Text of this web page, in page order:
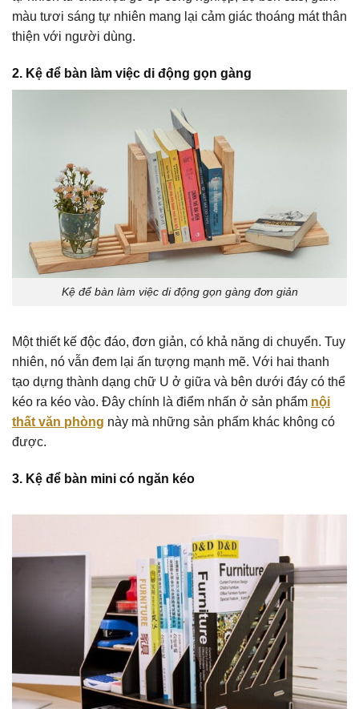
màu tươi sáng tự nhiên mang lại cảm giác thoáng mát thân
thiện với người dùng.
2. Kệ để bàn làm việc di động gọn gàng
Kệ để bàn làm việc di động gọn gàng đơn giản
Một thiết kế độc đáo, đơn giản, có khả năng di chuyển. Tuy
nhiên, nó vẫn đem lại ấn tượng mạnh mẽ. Với hai thanh
tạo dựng thành dạng chữ U ở giữa và bên dưới đáy có thể
kéo ra kéo vào. Đây chính là điểm nhấn ở sản phẩm nội
thất văn phòng này mà những sản phẩm khác không có
được.
3. Kệ để bàn mini có ngăn kéo